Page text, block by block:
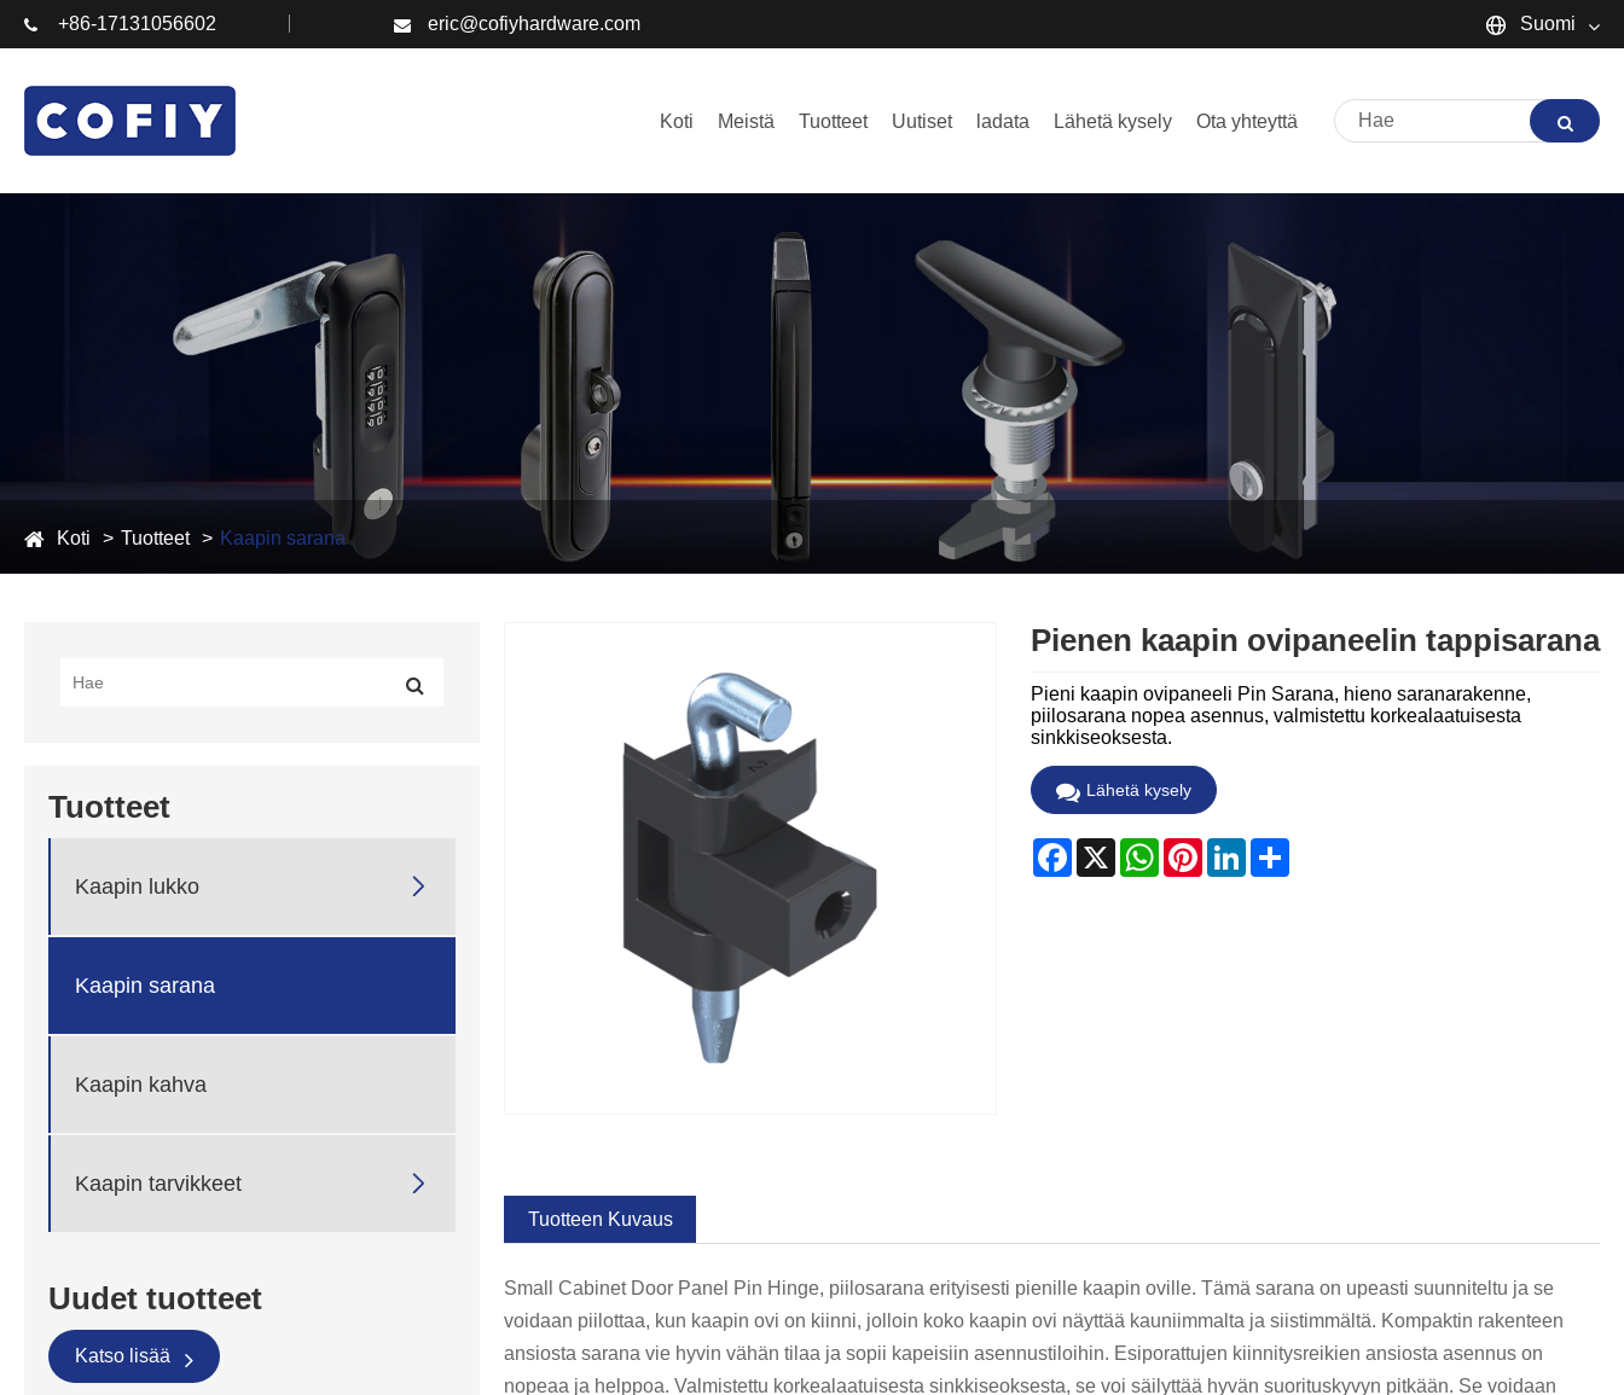
+86-17131056602 eric@cofiyhardware.com Suomi
Italiano
Polski
한국어
Koti Meistä Tuotteet Uutiset ladata Lähetä kysely Ota yhteyttä
Koti Tuotteet Kaapin sarana
Tuotteet
Kaapin lukko 
Kaapin sarana
Kaapin kahva
Kaapin tarvikkeet 
Uudet tuotteet
Katso lisää
Pienen kaapin ovipaneelin tappisarana
Pieni kaapin ovipaneeli Pin Sarana, hieno saranarakenne,
piilosarana nopea asennus, valmistettu korkealaatuisesta
sinkkiseoksesta.
Lähetä kysely
Facebook
X WhatsApp
PinterestLinkedInShare
Tuotteen Kuvaus
Small Cabinet Door Panel Pin Hinge, piilosarana erityisesti pienille kaapin oville. Tämä sarana on upeasti suunniteltu ja se
voidaan piilottaa, kun kaapin ovi on kiinni, jolloin koko kaapin ovi näyttää kauniimmalta ja siistimmältä. Kompaktin rakenteen
ansiosta sarana vie hyvin vähän tilaa ja sopii kapeisiin asennustiloihin. Esiporattujen kiinnitysreikien ansiosta asennus on
nopeaa ja helppoa. Valmistettu korkealaatuisesta sinkkiseoksesta, se voi säilyttää hyvän suorituskyvyn pitkään. Se voidaan